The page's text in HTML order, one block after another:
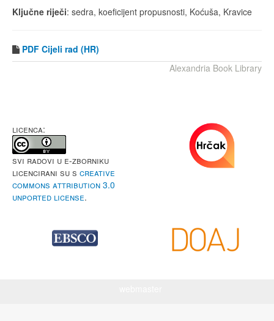
Ključne riječi: sedra, koeficijent propusnosti, Koćuša, Kravice
PDF Cijeli rad (HR)
Alexandria Book Library
LICENCA:
Svi radovi u e-Zborniku
licencirani su s Creative
Commons Attribution 3.0
Unported License.